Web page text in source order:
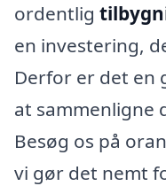
ordentlig
en investering,
Derfor er det en
at sammenligne
Besøg os på
vi gør det nemt